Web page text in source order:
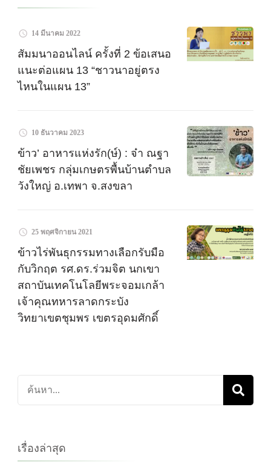
14 มีนาคม 2022
สัมมนาออนไลน์ ครั้งที่ 2 ข้อเสนอ
แนะต่อแผน 13 “ชาวนาอยู่ตรง
ไหนในแผน 13”
10 ธันวาคม 2023
ข้าว’ อาหารแห่งรัก(ษ์) : จ๋า ณฐา
ชัยเพชร ​กลุ่มเกษตรพื้นบ้านตำบล
วังใหญ่ อ.เทพา จ.สงขลา
25 พฤศจิกายน 2021
ข้าวไร่พันธุกรรมทางเลือกรับมือ
กับวิกฤต รศ.ดร.ร่วมจิต นกเขา
สถาบันเทคโนโลยีพระจอมเกล้า
เจ้าคุณทหารลาดกระบัง
วิทยาเขตชุมพร เขตรอุดมศักดิ์
ค้นหา
เกี่ยว
เรื่องล่าสุด